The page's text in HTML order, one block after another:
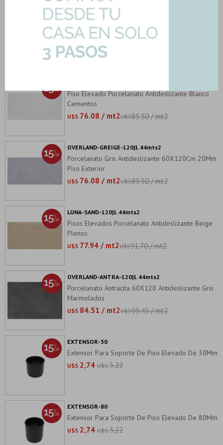
Porcelanato Gris 60X60Cm 2 Cms Piso Exterior
75.57 / mt2 88.90 / mt2
LUNA-COOL-GREY-60|0.72mts2
Piso Elevado Porcelanato Antideslizante Blanco
Cementos
U$S 76.08 / mt2U$S89.50 / mt2
Porcelanato Gris Antideslizante 60X120Cm 20Mm
Piso Exterior
U$S 76.08 / mt2U$S89.50 / mt2
OVERLAND-GREIGE-120|1.44mts2
Pisos Elevados Porcelanato Antideslizante Beige
Plenos
U$S 77.94 / mt2U$S91.70 / mt2
LUNA-SAND-120|1.44mts2
Porcelanato Antracita 60X120 Antideslizante Gris
Marmolados
U$S 84.51 / mt2U$S99.43 / mt2
OVERLAND-ANTRA-120|1.44mts2
Extensor Para Soporte De Piso Elevado De 30Mm
U$S 2,74 U$S 3,22
EXTENSOR-30
Extensor Para Soporte De Piso Elevado De 80Mm
U$S 2,74 U$S 3,22
EXTENSOR-80